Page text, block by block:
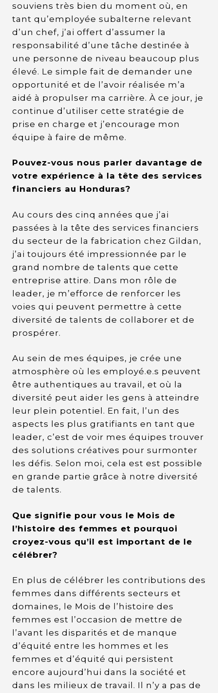
souviens très bien du moment où, en
tant qu’employée subalterne relevant
d’un chef, j’ai offert d’assumer la
responsabilité d’une tâche destinée à
une personne de niveau beaucoup plus
élevé. Le simple fait de demander une
opportunité et de l’avoir réalisée m’a
aidé à propulser ma carrière. À ce jour, je
continue d’utiliser cette stratégie de
prise en charge et j’encourage mon
équipe à faire de même.
Pouvez-vous nous parler davantage de
votre expérience à la tête des services
financiers au Honduras?
Au cours des cinq années que j’ai
passées à la tête des services financiers
du secteur de la fabrication chez Gildan,
j’ai toujours été impressionnée par le
grand nombre de talents que cette
entreprise attire. Dans mon rôle de
leader, je m’efforce de renforcer les
voies qui peuvent permettre à cette
diversité de talents de collaborer et de
prospérer.
Au sein de mes équipes, je crée une
atmosphère où les employé.e.s peuvent
être authentiques au travail, et où la
diversité peut aider les gens à atteindre
leur plein potentiel. En fait, l’un des
aspects les plus gratifiants en tant que
leader, c’est de voir mes équipes trouver
des solutions créatives pour surmonter
les défis. Selon moi, cela est est possible
en grande partie grâce à notre diversité
de talents.
Que signifie pour vous le Mois de
l’histoire des femmes et pourquoi
croyez-vous qu’il est important de le
célébrer?
En plus de célébrer les contributions des
femmes dans différents secteurs et
domaines, le Mois de l’histoire des
femmes est l’occasion de mettre de
l’avant les disparités et de manque
d’équité entre les hommes et les
femmes et d’équité qui persistent
encore aujourd’hui dans la société et
dans les milieux de travail. Il n’y a pas de